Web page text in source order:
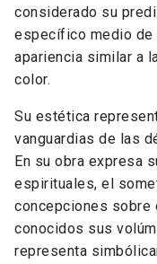
considerado su
específico medio de
apariencia similar a
color.
Su estética
vanguardias de las
En su obra expresa
espirituales, el
concepciones sobre
conocidos sus
representa